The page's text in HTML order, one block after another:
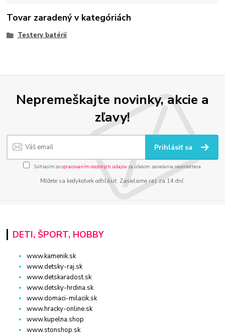
Tovar zaradený v kategóriách
Testery batérií
Nepremeškajte novinky, akcie a
zľavy!
Prihlásiť sa
Súhlasím sospracovaním osobných údajov za účelom zasielania newslettera.
Môžete sa kedykoľvek odhlásiť. Zasielame raz za 14 dní.
DETI, ŠPORT, HOBBY
www.kamenik.sk
www.detsky-raj.sk
www.detskaradost.sk
www.detsky-hrdina.sk
www.domaci-milacik.sk
www.hracky-online.sk
www.kupelna.shop
www.stonshop.sk